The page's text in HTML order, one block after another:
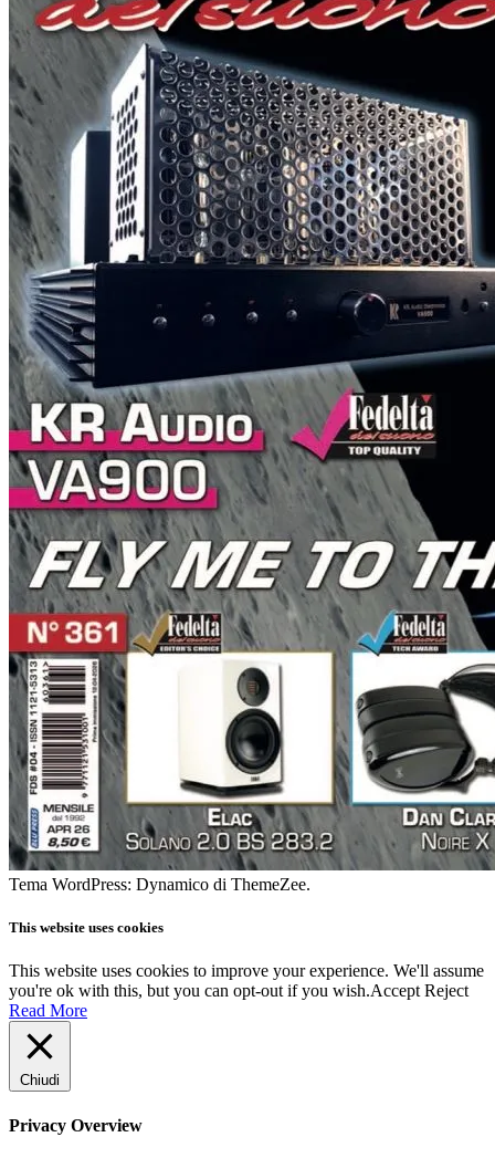
Tema WordPress: Dynamico di ThemeZee.
This website uses cookies
This website uses cookies to improve your experience. We'll assume
you're ok with this, but you can opt-out if you wish.Accept Reject
Read More
Chiudi
Privacy Overview